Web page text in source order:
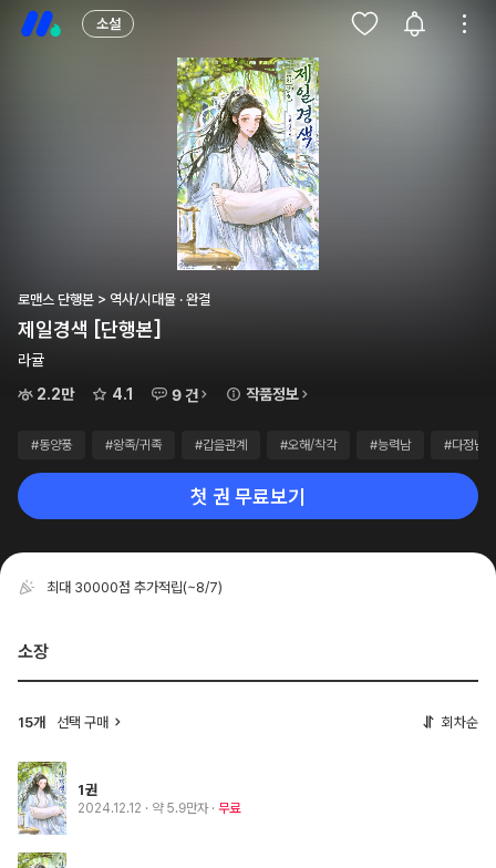
소설
로맨스 단행본 > 역사/시대물 · 완결
제일경색 [단행본]
라귤
2.2만
4.1 9 건 작품정보
#동양풍 #왕족/귀족 #갑을관계 #오해/착각 #능력남 #다정남
첫 권 무료보기
최대 30000점 추가적립(~8/7)
소장
15개 선택 구매 회차순
1권
2024.12.12 · 약 5.9만자 무료